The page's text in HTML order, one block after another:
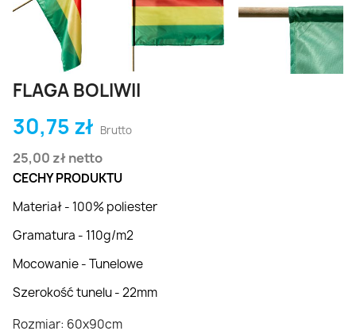
FLAGA BOLIWII
30,75 zł Brutto
25,00 zł netto
CECHY PRODUKTU
Materiał - 100% poliester
Gramatura - 110g/m2
Mocowanie - Tunelowe
Szerokość tunelu - 22mm
Rozmiar: 60x90cm